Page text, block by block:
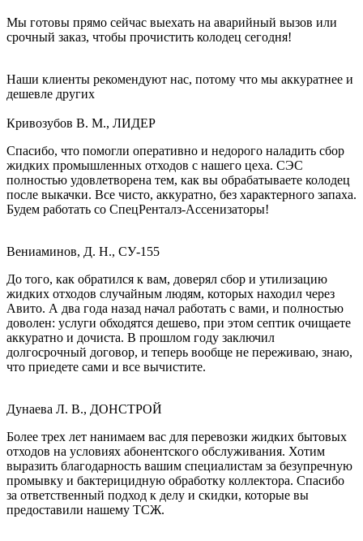
Мы готовы прямо сейчас выехать на аварийный вызов или
срочный заказ, чтобы прочистить колодец сегодня!
Наши клиенты рекомендуют нас, потому что мы аккуратнее и
дешевле других
Кривозубов В. М., ЛИДЕР
Спасибо, что помогли оперативно и недорого наладить сбор
жидких промышленных отходов с нашего цеха. СЭС
полностью удовлетворена тем, как вы обрабатываете колодец
после выкачки. Все чисто, аккуратно, без характерного запаха.
Будем работать со СпецРенталз-Ассенизаторы!
Вениаминов, Д. Н., СУ-155
До того, как обратился к вам, доверял сбор и утилизацию
жидких отходов случайным людям, которых находил через
Авито. А два года назад начал работать с вами, и полностью
доволен: услуги обходятся дешево, при этом септик очищаете
аккуратно и дочиста. В прошлом году заключил
долгосрочный договор, и теперь вообще не переживаю, знаю,
что приедете сами и все вычистите.
Дунаева Л. В., ДОНСТРОЙ
Более трех лет нанимаем вас для перевозки жидких бытовых
отходов на условиях абонентского обслуживания. Хотим
выразить благодарность вашим специалистам за безупречную
промывку и бактерицидную обработку коллектора. Спасибо
за ответственный подход к делу и скидки, которые вы
предоставили нашему ТСЖ.